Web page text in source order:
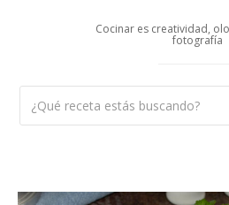
Cocinar es creatividad,
fotografía